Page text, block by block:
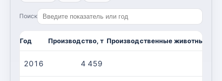
Поиск
Год Производство, т Производственные животные/
2016 4 459